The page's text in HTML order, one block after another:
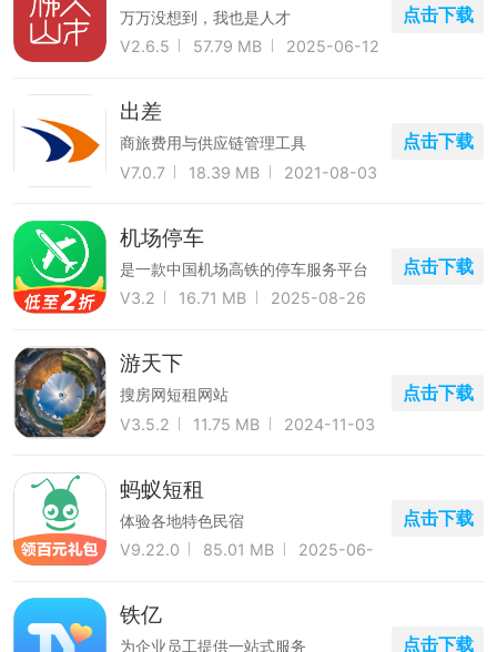
万万没想到，我也是人才
V2.6.5
57.79 MB 2025-06-12
点击下载
出差
商旅费用与供应链管理工具
V7.0.7
18.39 MB 2021-08-03
点击下载
机场停车
是一款中国机场高铁的停车服务平台
V3.2
16.71 MB 2025-08-26
点击下载
游天下
搜房网短租网站
V3.5.2
11.75 MB 2024-11-03
点击下载
蚂蚁短租
体验各地特色民宿
V9.22.0
85.01 MB
2025-06-
点击下载
铁亿
为企业员工提供一站式服务
点击下载